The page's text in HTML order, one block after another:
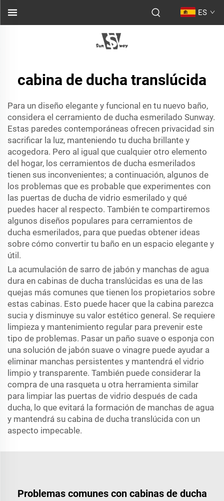
ES
cabina de ducha translúcida
Para un diseño elegante y funcional en tu nuevo baño,
considera el cerramiento de ducha esmerilado Sunway.
Estas paredes contemporáneas ofrecen privacidad sin
sacrificar la luz, manteniendo tu ducha brillante y
acogedora. Pero al igual que cualquier otro elemento
del hogar, los cerramientos de ducha esmerilados
tienen sus inconvenientes; a continuación, algunos de
los problemas que es probable que experimentes con
las puertas de ducha de vidrio esmerilado y qué
puedes hacer al respecto. También te compartiremos
algunos diseños populares para cerramientos de
ducha esmerilados, para que puedas obtener ideas
sobre cómo convertir tu baño en un espacio elegante y
útil.
La acumulación de sarro de jabón y manchas de agua
dura en cabinas de ducha translúcidas es una de las
quejas más comunes que tienen los propietarios sobre
estas cabinas. Esto puede hacer que la cabina parezca
sucia y disminuye su valor estético general. Se requiere
limpieza y mantenimiento regular para prevenir este
tipo de problemas. Pasar un paño suave o esponja con
una solución de jabón suave o vinagre puede ayudar a
eliminar manchas persistentes y mantendrá el vidrio
limpio y transparente. También puede considerar la
compra de una rasqueta u otra herramienta similar
para limpiar las puertas de vidrio después de cada
ducha, lo que evitará la formación de manchas de agua
y mantendrá su cabina de ducha translúcida con un
aspecto impecable.
Problemas comunes con cabinas de ducha